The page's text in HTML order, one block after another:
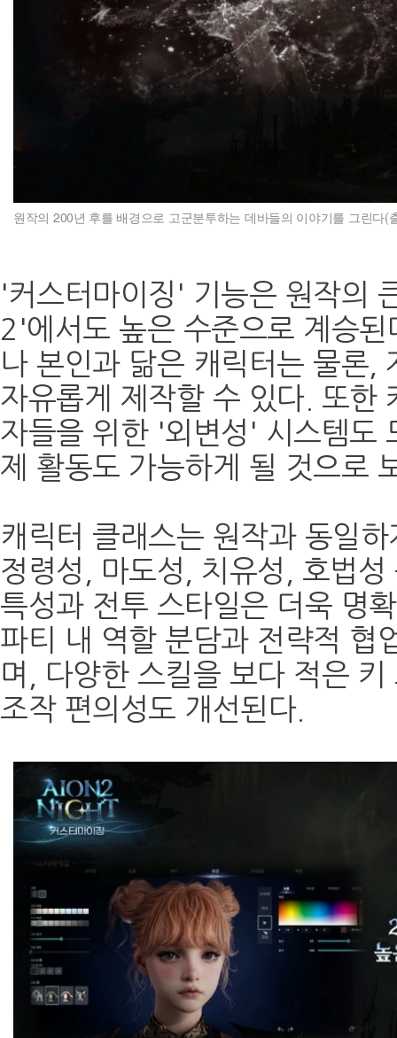
원작의 200년 후를 배경으로 고군분투하는 데바들의 이야기를 그린다(
'커스터마이징' 기능은 원작의
2'에서도 높은 수준으로 계승
나 본인과 닮은 캐릭터는 물론,
자유롭게 제작할 수 있다. 또한
자들을 위한 '외변성' 시스템도
제 활동도 가능하게 될 것으로
캐릭터 클래스는 원작과 동일
정령성, 마도성, 치유성, 호법
특성과 전투 스타일은 더욱 명
파티 내 역할 분담과 전략적 협
며, 다양한 스킬을 보다 적은
조작 편의성도 개선된다.